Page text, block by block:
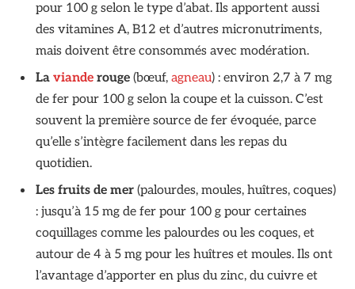
pour 100 g selon le type d’abat. Ils apportent aussi
des vitamines A, B12 et d’autres micronutriments,
mais doivent être consommés avec modération.
La viande rouge (bœuf, agneau) : environ 2,7 à 7 mg
de fer pour 100 g selon la coupe et la cuisson. C’est
souvent la première source de fer évoquée, parce
qu’elle s’intègre facilement dans les repas du
quotidien.
Les fruits de mer (palourdes, moules, huîtres, coques)
: jusqu’à 15 mg de fer pour 100 g pour certaines
coquillages comme les palourdes ou les coques, et
autour de 4 à 5 mg pour les huîtres et moules. Ils ont
l’avantage d’apporter en plus du zinc, du cuivre et